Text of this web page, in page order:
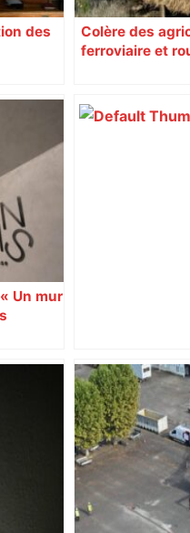
des
Colère des
ferroviaire et
Un mur
Laines
s’installe à